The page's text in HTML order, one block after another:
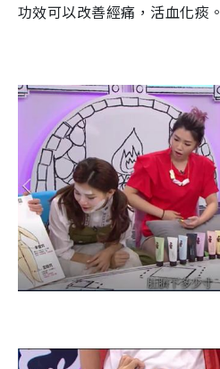
功效可以改善經痛，活血化痰。